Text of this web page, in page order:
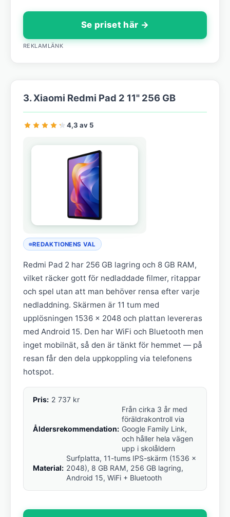
Se priset här →
REKLAMLÄNK
3. Xiaomi Redmi Pad 2 11" 256 GB
4,3 av 5
REDAKTIONENS VAL
Redmi Pad 2 har 256 GB lagring och 8 GB RAM,
vilket räcker gott för nedladdade filmer, ritappar
och spel utan att man behöver rensa efter varje
nedladdning. Skärmen är 11 tum med
upplösningen 1536 x 2048 och plattan levereras
med Android 15. Den har WiFi och Bluetooth men
inget mobilnät, så den är tänkt för hemmet — på
resan får den dela uppkoppling via telefonens
hotspot.
Pris: 2 737 kr
Åldersrekommendation:
Från cirka 3 år med
föräldrakontroll via
Google Family Link,
och håller hela vägen
upp i skolåldern
Material:
Surfplatta, 11-tums IPS-skärm (1536 x
2048), 8 GB RAM, 256 GB lagring,
Android 15, WiFi + Bluetooth